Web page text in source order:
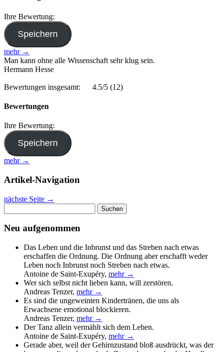
Ihre Bewertung:
mehr →
Man kann ohne alle Wissenschaft sehr klug sein.
Hermann Hesse
Bewertungen insgesamt: 4.5/5 (12)
Bewertungen
Ihre Bewertung:
mehr →
Artikel-Navigation
nächste Seite →
nach:
Neu aufgenommen
Das Leben und die Inbrunst und das Streben nach etwas
erschaffen die Ordnung. Die Ordnung aber erschafft weder
Leben noch Inbrunst noch Streben nach etwas.
Antoine de Saint-Exupéry, mehr →
Wer sich selbst nicht lieben kann, will zerstören.
Andreas Tenzer, mehr →
Es sind die ungeweinten Kindertränen, die uns als
Erwachsene emotional blockieren.
Andreas Tenzer, mehr →
Der Tanz allein vermählt sich dem Leben.
Antoine de Saint-Exupéry, mehr →
Gerade aber, weil der Gehirnzustand bloß ausdrückt, was der